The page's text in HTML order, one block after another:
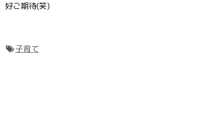
好ご期待(笑)
子育て